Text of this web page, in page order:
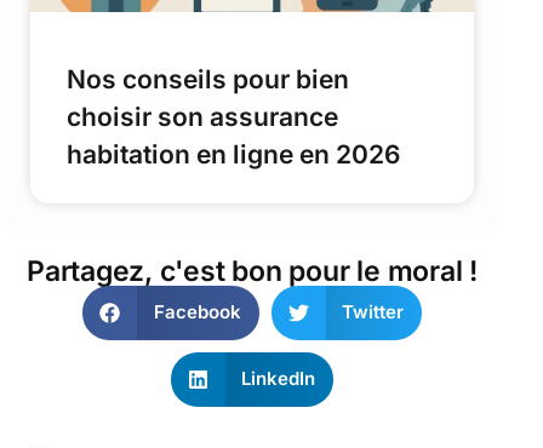
Nos conseils pour bien
choisir son assurance
habitation en ligne en 2026
Partagez, c'est bon pour le moral !
Facebook Twitter
LinkedIn